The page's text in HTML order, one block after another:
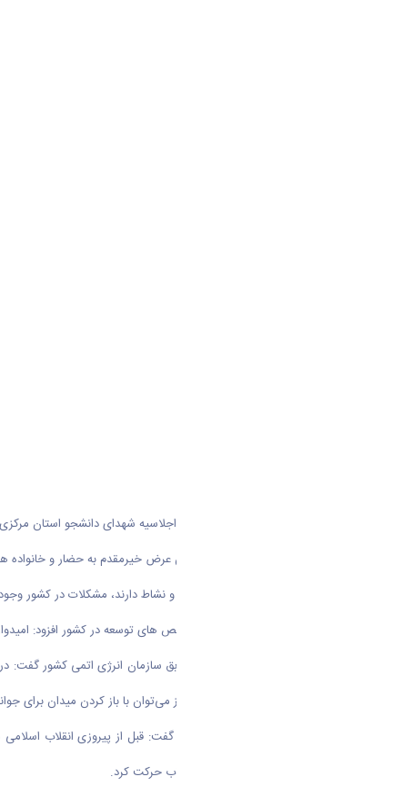
به گزارش روابط عمومی دانشگاه اراک؛ اجلاسیه شهدای دانشجو استان مرکزی روز یکشنبه 7 مهرماه در
دکتر حمیدی رئیس دانشگاه اراک ضمن عرض خیرمقدم به حضار و خانواده
وی افزود: نسل جوان امروز نیاز به امید و نشاط دارند، مشکلات در کشور
وی با اشاره به مطلوب بودن برخی شاخص های توسعه در کشور افزود:
در ادامه دکتر فریدون عباسی رئیس سابق سازمان انرژی اتمی کشور
هان بسیار خوبی ساخته شدند امروز نیز می‌توان با باز کردن میدان برای
رئیس سابق سازمان انرژی اتمی کشور گفت: قبل از پیروزی انقلاب
متخصصان و دانشگاهیان سازگار با انقلاب حرکت کرد.